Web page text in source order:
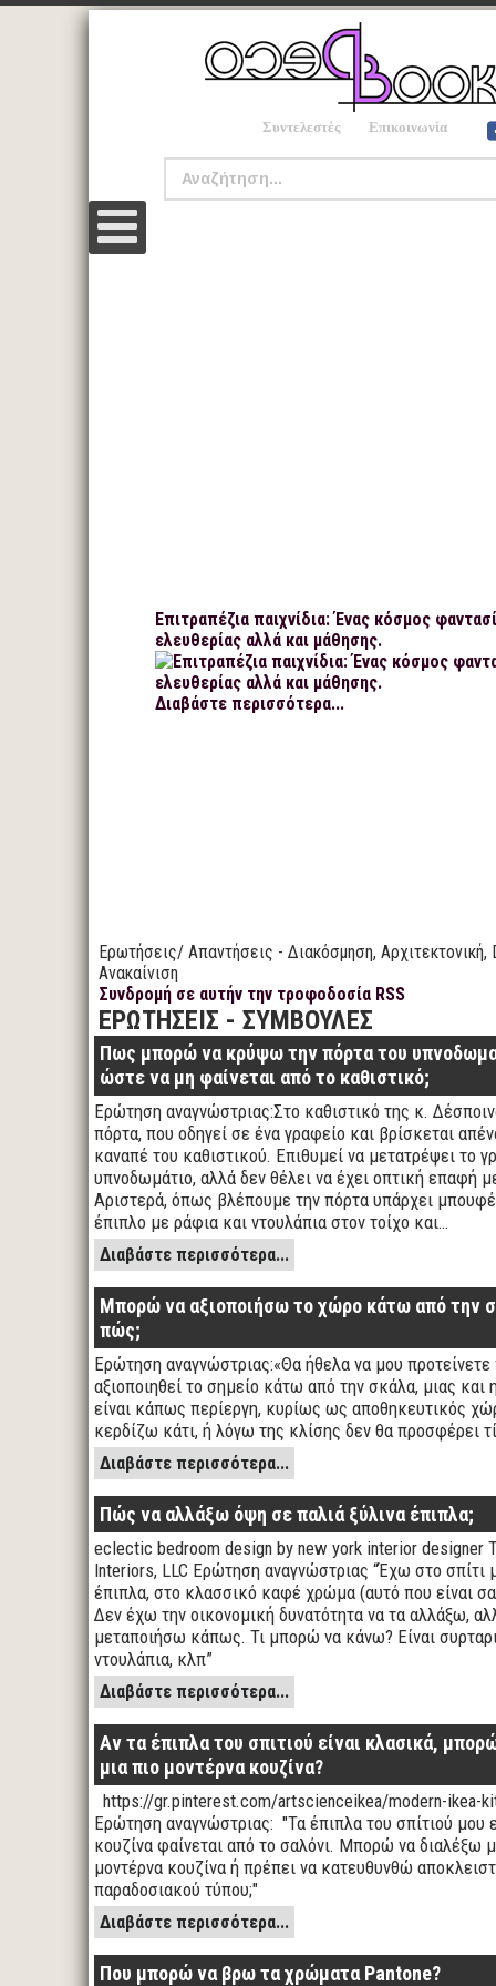
Συντελεστές Επικοινωνία
Επιτραπέζια παιχνίδια: Ένας κόσμος
ελευθερίας αλλά και μάθησης.
Διαβάστε περισσότερα...
Ερωτήσεις/ Απαντήσεις - Διακόσμηση, Αρχιτεκτονική,
Ανακαίνιση
Συνδρομή σε αυτήν την τροφοδοσία RSS
ΕΡΩΤΗΣΕΙΣ - ΣΥΜΒΟΥΛΕΣ
Πως μπορώ να κρύψω την πόρτα του
ώστε να μη φαίνεται από το καθιστικό;
Ερώτηση αναγνώστριας:Στο καθιστικό της κ.
πόρτα, που οδηγεί σε ένα γραφείο και βρίσκεται
καναπέ του καθιστικού. Επιθυμεί να μετατρέψει το
υπνοδωμάτιο, αλλά δεν θέλει να έχει οπτική επαφή
Αριστερά, όπως βλέπουμε την πόρτα υπάρχει
έπιπλο με ράφια και ντουλάπια στον τοίχο και…
Διαβάστε περισσότερα...
Μπορώ να αξιοποιήσω το χώρο κάτω από την
πώς;
Ερώτηση αναγνώστριας:«Θα ήθελα να μου
αξιοποιηθεί το σημείο κάτω από την σκάλα, μιας και
είναι κάπως περίεργη, κυρίως ως αποθηκευτικός
κερδίζω κάτι, ή λόγω της κλίσης δεν θα προσφέρει
Διαβάστε περισσότερα...
Πώς να αλλάξω όψη σε παλιά ξύλινα έπιπλα;
eclectic bedroom design by new york interior designer
Interiors, LLC Ερώτηση αναγνώστριας “Έχω στο σπίτι
έπιπλα, στο κλασσικό καφέ χρώμα (αυτό που είναι
Δεν έχω την οικονομική δυνατότητα να τα αλλάξω,
μεταποιήσω κάπως. Τι μπορώ να κάνω? Είναι
ντουλάπια, κλπ”
Διαβάστε περισσότερα...
Αν τα έπιπλα του σπιτιού είναι κλασικά,
μια πιο μοντέρνα κουζίνα?
https://gr.pinterest.com/artscienceikea/modern-ikea-
Ερώτηση αναγνώστριας: "Τα έπιπλα του σπίτιού μου
κουζίνα φαίνεται από το σαλόνι. Μπορώ να διαλέξω
μοντέρνα κουζίνα ή πρέπει να κατευθυνθώ
παραδοσιακού τύπου;"
Διαβάστε περισσότερα...
Που μπορώ να βρω τα χρώματα Pantone?